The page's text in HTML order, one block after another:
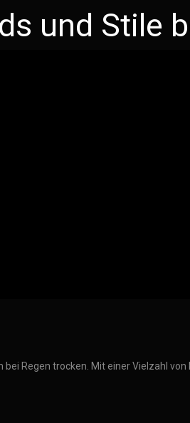
und Stile
Regen trocken. Mit einer Vielzahl von